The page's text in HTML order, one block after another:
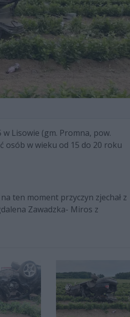
w Lisowie (gm. Promna, pow.
osób w wieku od 15 do 20 roku
ten moment przyczyn zjechał z
Zawadzka- Miros z